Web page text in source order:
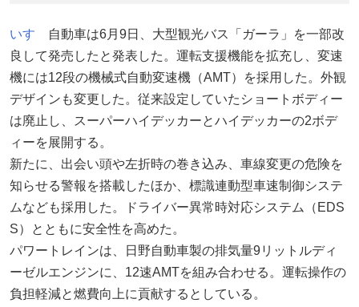
いすゞ
自動車は6月9日、大型観光バス「ガーラ」を一部改
良して発売したと発表した。運転支援機能を拡充し、変速
機には12段の機械式自動変速機（AMT）を採用した。外観
デザインも変更した。従来設定していたショートボディー
は廃止し、スーパーハイデッカーとハイデッカーの2ボデ
ィーを展開する。
新たに、出会い頭や左折時の巻き込み、車線変更の危険を
知らせる警報を搭載したほか、標識連動型車速制御システ
ムなども採用した。ドライバー異常時対応システム（EDS
S）とともに安全性を高めた。
パワートレインは、日野自動車製の排気量9リットルディ
ーゼルエンジンに、12速AMTを組み合わせる。運転操作の
負担軽減と燃費向上に貢献するとしている。